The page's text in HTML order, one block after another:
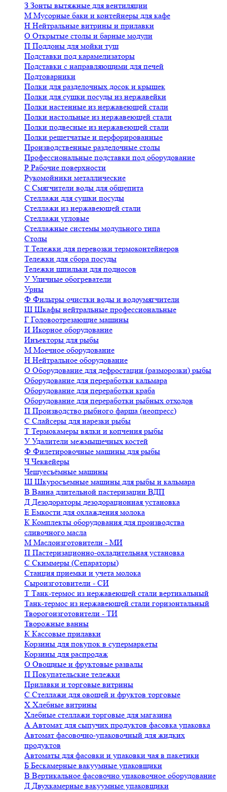
З Зонты вытяжные для вентиляции
М Мусорные баки и контейнеры для кафе
Н Нейтральные витрины и прилавки
О Открытые столы и барные модули
П Поддоны для мойки туш
Подставки под карамелизаторы
Подставки с направляющими для печей
Подтоварники
Полки для разделочных досок и крышек
Полки для сушки посуды из нержавейки
Полки настенные из нержавеющей стали
Полки настольные из нержавеющей стали
Полки подвесные из нержавеющей стали
Полки решетчатые и перфорированные
Производственные разделочные столы
Профессиональные подставки под оборудование
Р Рабочие поверхности
Рукомойники металлические
С Смягчители воды для общепита
Стеллажи для сушки посуды
Стеллажи из нержавеющей стали
Стеллажи угловые
Стеллажные системы модульного типа
Столы
Т Тележки для перевозки термоконтейнеров
Тележки для сбора посуды
Тележки шпильки для подносов
У Уличные обогреватели
Урны
Ф Фильтры очистки воды и водоумягчители
Ш Шкафы нейтральные профессиональные
Г Головоотрезающие машины
И Икорное оборудование
Инъекторы для рыбы
М Моечное оборудование
Н Нейтральное оборудование
О Оборудование для дефростации (разморозки) рыбы
Оборудование для переработки кальмара
Оборудование для переработки краба
Оборудование для переработки рыбных отходов
П Производство рыбного фарша (неопресс)
С Слайсеры для нарезки рыбы
Т Термокамеры вялки и копчения рыбы
У Удалители межмышечных костей
Ф Филетировочные машины для рыбы
ЧЧеквейеры
Чешуесъёмные машины
Ш Шкуросъемные машины для рыбы и кальмара
В Ванна длительной пастеризации ВДП
Д Дезодораторы дезодорационная установка
Е Емкости для охлаждения молока
К Комплекты оборудования для производства
сливочного масла
М Маслоизготовители - МИ
П Пастеризационно-охладительная установка
С Скиммеры (Сепараторы)
Станция приемки и учета молока
Сыроизготовители - СИ
Т Танк-термос из нержавеющей стали вертикальный
Танк-термос из нержавеющей стали горизонтальный
Творогоизготовители - ТИ
Творожные ванны
К Кассовые прилавки
Корзины для покупок в супермаркеты
Корзины для распродаж
О Овощные и фруктовые развалы
П Покупательские тележки
Прилавки и торговые витрины
С Стеллажи для овощей и фруктов торговые
Х Хлебные витрины
Хлебные стеллажи торговые для магазина
А Автомат для сыпучих продуктов фасовка упаковка
Автомат фасовочно-упаковочный для жидких
продуктов
Автоматы для фасовки и упаковки чая в пакетики
Б Бескамерные вакуумные упаковщики
В Вертикальное фасовочно упаковочное оборудование
Д Двухкамерные вакуумные упаковщики